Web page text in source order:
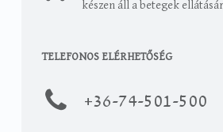
készen áll a betegek
TELEFONOS ELÉRHETŐSÉG
+36-74-501-500